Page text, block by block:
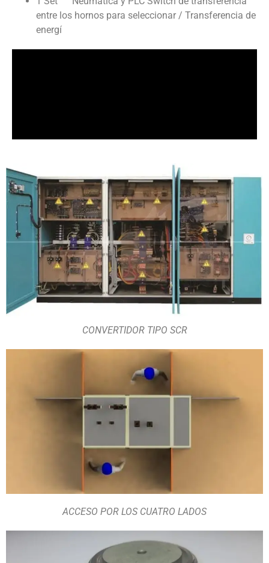
entre los hornos para seleccionar / Transferencia de
energí
CONVERTIDOR TIPO SCR
ACCESO POR LOS CUATRO LADOS